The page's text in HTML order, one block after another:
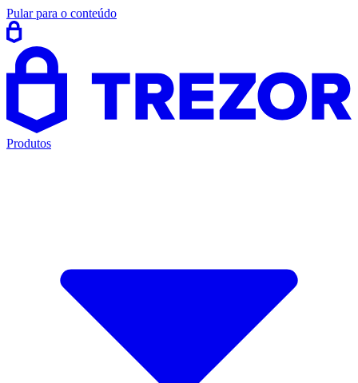
Pular para o conteúdo
Produtos